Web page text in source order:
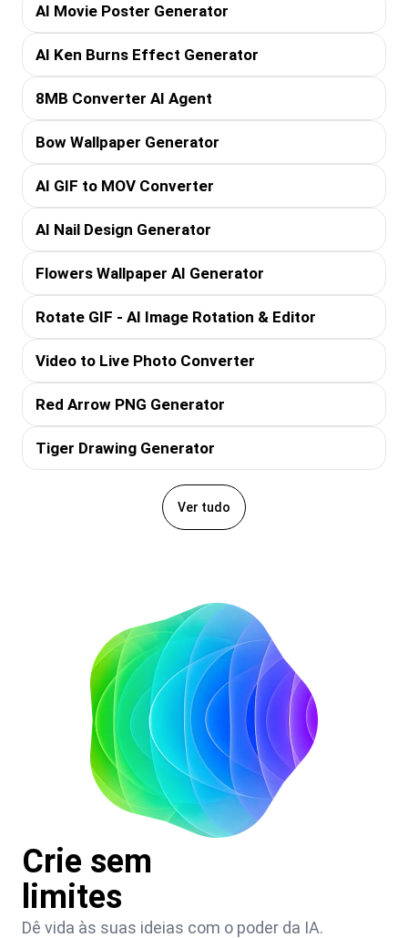
AI Movie Poster Generator
AI Ken Burns Effect Generator
8MB Converter AI Agent
Bow Wallpaper Generator
AI GIF to MOV Converter
AI Nail Design Generator
Flowers Wallpaper AI Generator
Rotate GIF - AI Image Rotation & Editor
Video to Live Photo Converter
Red Arrow PNG Generator
Tiger Drawing Generator
Ver tudo
Crie sem
limites
Dê vida às suas ideias com o poder da IA.